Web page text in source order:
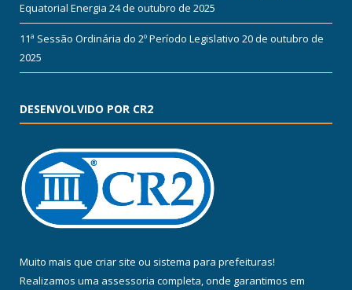
Equatorial Energia 24 de outubro de 2025
11ª Sessão Ordinária do 2º Período Legislativo 20 de outubro de
2025
DESENVOLVIDO POR CR2
Muito mais que criar site ou sistema para prefeituras!
Realizamos uma assessoria completa, onde garantimos em